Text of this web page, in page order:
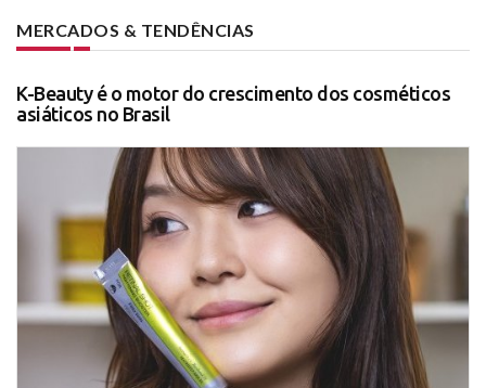
MERCADOS & TENDÊNCIAS
K-Beauty é o motor do crescimento dos cosméticos
asiáticos no Brasil